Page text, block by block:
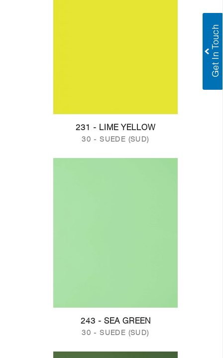
231 - LIME YELLOW
30 - SUEDE (SUD)
243 - SEA GREEN
30 - SUEDE (SUD)